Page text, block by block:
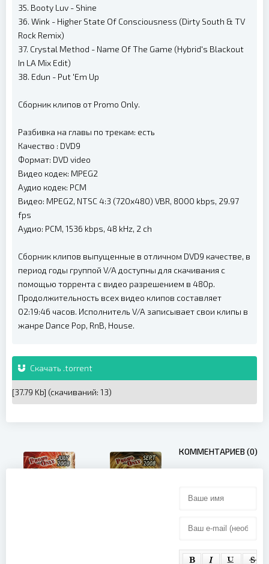
35. Booty Luv - Shine
36. Wink - Higher State Of Consciousness (Dirty South & TV
Rock Remix)
37. Crystal Method - Name Of The Game (Hybrid's Blackout
In LA Mix Edit)
38. Edun - Put 'Em Up
Сборник клипов от Promo Only.
Разбивка на главы по трекам: есть
Качество : DVD9
Формат: DVD video
Видео кодек: MPEG2
Аудио кодек: PCM
Видео: MPEG2, NTSC 4:3 (720x480) VBR, 8000 kbps, 29.97
fps
Аудио: PCM, 1536 kbps, 48 kHz, 2 ch
Сборник клипов выпущенные в отличном DVD9 качестве, в
период годы группой V/A доступны для скачивания с
помощью торрента с видео разрешением в 480p.
Продолжительность всех видео клипов составляет
02:19:46 часов. Исполнитель V/A записывает свои клипы в
жанре Dance Pop, RnB, House.
Скачать .torrent
[37.79 Kb] (cкачиваний: 13)
КОММЕНТАРИЕВ (0)